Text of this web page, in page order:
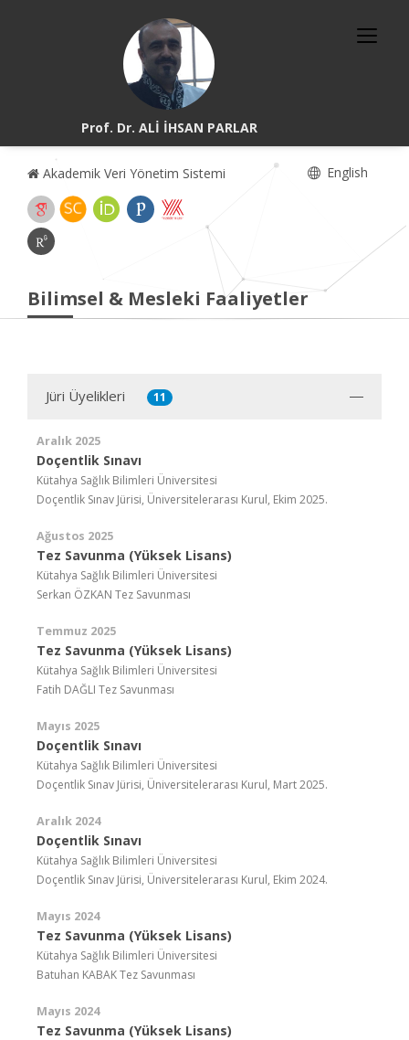
Prof. Dr. ALİ İHSAN PARLAR
Akademik Veri Yönetim Sistemi English
Bilimsel & Mesleki Faaliyetler
Jüri Üyelikleri 11
Aralık 2025
Doçentlik Sınavı
Kütahya Sağlık Bilimleri Üniversitesi
Doçentlik Sınav Jürisi, Üniversitelerarası Kurul, Ekim 2025.
Ağustos 2025
Tez Savunma (Yüksek Lisans)
Kütahya Sağlık Bilimleri Üniversitesi
Serkan ÖZKAN Tez Savunması
Temmuz 2025
Tez Savunma (Yüksek Lisans)
Kütahya Sağlık Bilimleri Üniversitesi
Fatih DAĞLI Tez Savunması
Mayıs 2025
Doçentlik Sınavı
Kütahya Sağlık Bilimleri Üniversitesi
Doçentlik Sınav Jürisi, Üniversitelerarası Kurul, Mart 2025.
Aralık 2024
Doçentlik Sınavı
Kütahya Sağlık Bilimleri Üniversitesi
Doçentlik Sınav Jürisi, Üniversitelerarası Kurul, Ekim 2024.
Mayıs 2024
Tez Savunma (Yüksek Lisans)
Kütahya Sağlık Bilimleri Üniversitesi
Batuhan KABAK Tez Savunması
Mayıs 2024
Tez Savunma (Yüksek Lisans)